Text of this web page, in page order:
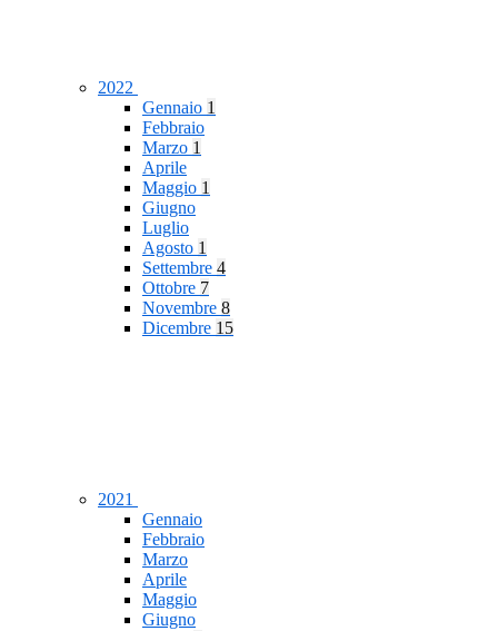
2022
Gennaio 1
Febbraio
Marzo 1
Aprile
Maggio 1
Giugno
Luglio
Agosto 1
Settembre 4
Ottobre 7
Novembre 8
Dicembre 15
2021
Gennaio
Febbraio
Marzo
Aprile
Maggio
Giugno